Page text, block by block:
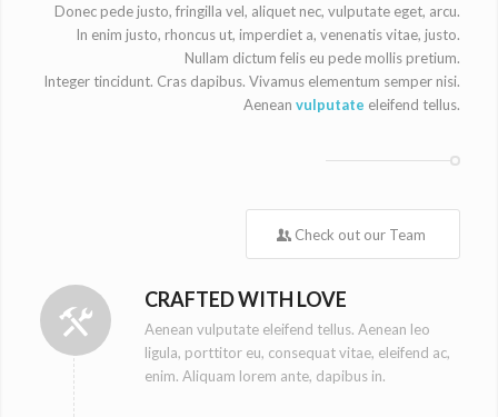
Donec pede justo, fringilla vel, aliquet nec, vulputate eget, arcu.
In enim justo, rhoncus ut, imperdiet a, venenatis vitae, justo.
Nullam dictum felis eu pede mollis pretium.
Integer tincidunt. Cras dapibus. Vivamus elementum semper nisi.
Aeneanvulputate eleifend tellus.
Check out our Team
CRAFTED WITH LOVE
Aenean vulputate eleifend tellus. Aenean leo
ligula, porttitor eu, consequat vitae, eleifend ac,
enim. Aliquam lorem ante, dapibus in.